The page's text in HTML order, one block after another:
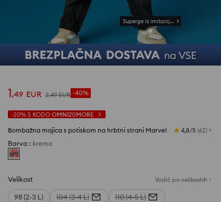
Superge iz imitacije usnja
1,49 EUR 2,49 EUR -40%
-20% S KODO OMNI20MORE
Bombažna majica s potiskom na hrbtni strani Marvel 4,8/5 (62)
Barva : krema
Velikost Vodič po velikostih
98 (2-3 L) 104 (3-4 L)
110 (4-5 L)